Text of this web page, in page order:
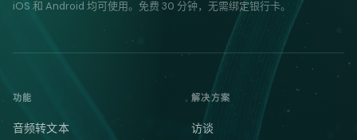
iOS 和 Android 均可使用。免费 30 分钟，无需绑定银行卡。
功能
音频转文本
解决方案
访谈